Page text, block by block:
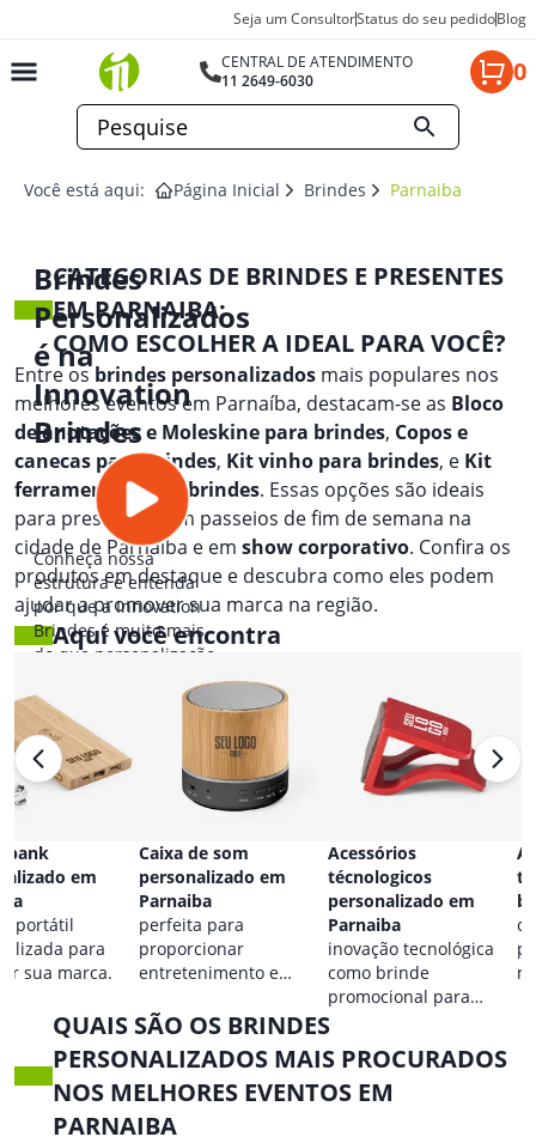
Seja um ConsultorStatus do seu pedidoBlog
CENTRAL DE ATENDIMENTO
11 2649-6030
0
Você está aqui: Página Inicial Brindes Parnaiba
Brindes
Personalizados
é na
Innovation
Brindes
Conheça nossa
estrutura e entenda
por que a Innovation
Brindes é muito mais
do que personalização.
CATEGORIAS DE BRINDES E PRESENTES
EM PARNAIBA:
COMO ESCOLHER A IDEAL PARA VOCÊ?
Entre osbrindes personalizados mais populares nos
melhores eventos em Parnaíba, destacam-se as Bloco
de anotações e Moleskine para brindes, Copos e
canecas para brindes, Kit vinho para brindes, e Kit
ferramentas para brindes. Essas opções são ideais
para presentear em passeios de fim de semana na
cidade de Parnaíba e em show corporativo. Confira os
produtos em destaque e descubra como eles podem
ajudar a promover sua marca na região.
Aqui você encontra
bank
em
portátil
para
sua marca.
Caixa de som
personalizado em
Parnaiba
perfeita para
proporcionar
entretenimento e
qualquer ocasião.
Acessórios
técnologicos
personalizado em
Parnaiba
inovação tecnológica
como brinde
promocional para
eventos.
QUAIS SÃO OS BRINDES
PERSONALIZADOS MAIS PROCURADOS
NOS MELHORES EVENTOS EM
PARNAIBA